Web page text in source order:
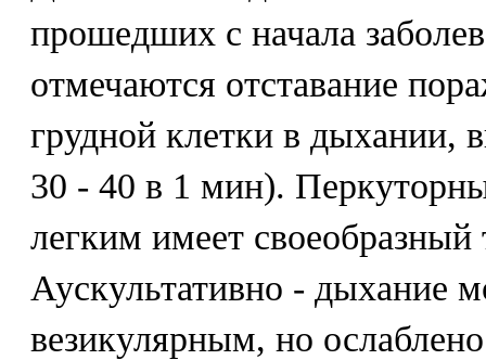
прошедших с начала
отмечаются отставание
грудной клетки в дыхании,
30 - 40 в 1 мин).
легким имеет
Аускультативно - дыхание
везикулярным, но